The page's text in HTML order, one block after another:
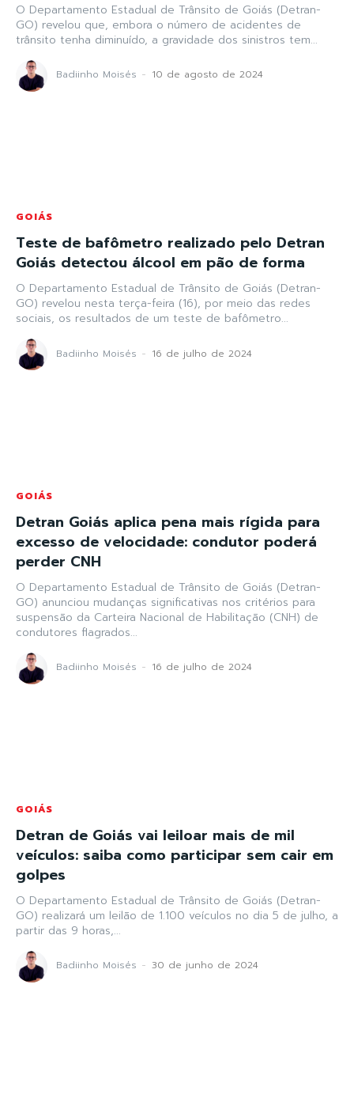
O Departamento Estadual de Trânsito de Goiás (Detran-
GO) revelou que, embora o número de acidentes de
trânsito tenha diminuído, a gravidade dos sinistros tem...
Badiinho Moisés - 10 de agosto de 2024
GOIÁS
Teste de bafômetro realizado pelo Detran
Goiás detectou álcool em pão de forma
O Departamento Estadual de Trânsito de Goiás (Detran-
GO) revelou nesta terça-feira (16), por meio das redes
sociais, os resultados de um teste de bafômetro...
Badiinho Moisés - 16 de julho de 2024
GOIÁS
Detran Goiás aplica pena mais rígida para
excesso de velocidade: condutor poderá
perder CNH
O Departamento Estadual de Trânsito de Goiás (Detran-
GO) anunciou mudanças significativas nos critérios para
suspensão da Carteira Nacional de Habilitação (CNH) de
condutores flagrados...
Badiinho Moisés - 16 de julho de 2024
GOIÁS
Detran de Goiás vai leiloar mais de mil
veículos: saiba como participar sem cair em
golpes
O Departamento Estadual de Trânsito de Goiás (Detran-
GO) realizará um leilão de 1.100 veículos no dia 5 de julho, a
partir das 9 horas,...
Badiinho Moisés - 30 de junho de 2024